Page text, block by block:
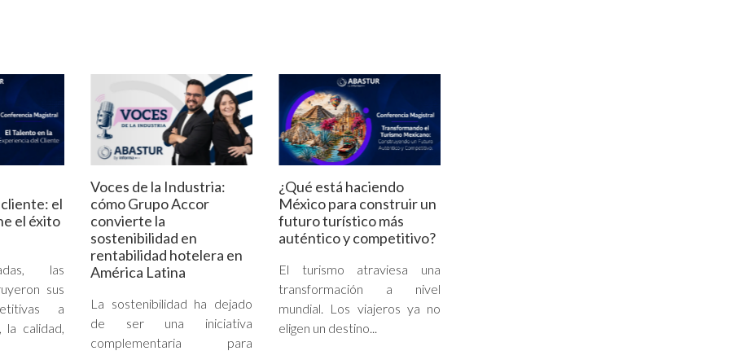
el
el éxito
las
sus
a
calidad,
Voces de la Industria:
cómo Grupo Accor
convierte la
sostenibilidad en
rentabilidad hotelera en
América Latina
La sostenibilidad ha dejado
de ser una iniciativa
complementaria para
¿Qué está haciendo
México para construir un
futuro turístico más
auténtico y competitivo?
El turismo atraviesa una
transformación a nivel
mundial. Los viajeros ya no
eligen un destino...